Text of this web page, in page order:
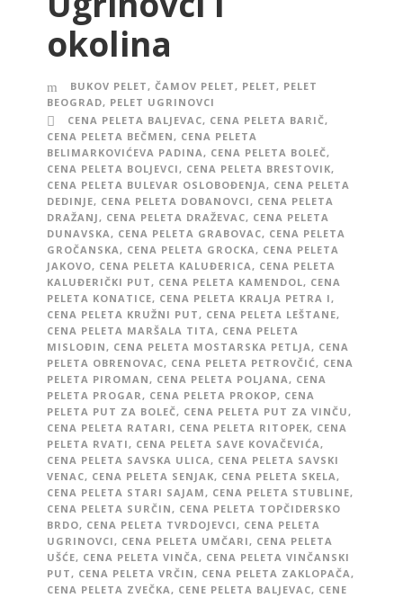
okolina
BUKOV PELET, ČAMOV PELET, PELET, PELET
BEOGRAD, PELET UGRINOVCI
CENA PELETA BALJEVAC, CENA PELETA BARIČ,
CENA PELETA BEČMEN, CENA PELETA
BELIMARKOVIĆEVA PADINA, CENA PELETA BOLEČ,
CENA PELETA BOLJEVCI, CENA PELETA BRESTOVIK,
CENA PELETA BULEVAR OSLOBOĐENJA, CENA PELETA
DEDINJE, CENA PELETA DOBANOVCI, CENA PELETA
DRAŽANJ, CENA PELETA DRAŽEVAC, CENA PELETA
DUNAVSKA, CENA PELETA GRABOVAC, CENA PELETA
GROČANSKA, CENA PELETA GROCKA, CENA PELETA
JAKOVO, CENA PELETA KALUĐERICA, CENA PELETA
KALUĐERIČKI PUT, CENA PELETA KAMENDOL, CENA
PELETA KONATICE, CENA PELETA KRALJA PETRA I,
CENA PELETA KRUŽNI PUT, CENA PELETA LEŠTANE,
CENA PELETA MARŠALA TITA, CENA PELETA
MISLOĐIN, CENA PELETA MOSTARSKA PETLJA, CENA
PELETA OBRENOVAC, CENA PELETA PETROVČIĆ, CENA
PELETA PIROMAN, CENA PELETA POLJANA, CENA
PELETA PROGAR, CENA PELETA PROKOP, CENA
PELETA PUT ZA BOLEČ, CENA PELETA PUT ZA VINČU,
CENA PELETA RATARI, CENA PELETA RITOPEK, CENA
PELETA RVATI, CENA PELETA SAVE KOVAČEVIĆA,
CENA PELETA SAVSKA ULICA, CENA PELETA SAVSKI
VENAC, CENA PELETA SENJAK, CENA PELETA SKELA,
CENA PELETA STARI SAJAM, CENA PELETA STUBLINE,
CENA PELETA SURČIN, CENA PELETA TOPČIDERSKO
BRDO, CENA PELETA TVRDOJEVCI, CENA PELETA
UGRINOVCI, CENA PELETA UMČARI, CENA PELETA
UŠĆE, CENA PELETA VINČA, CENA PELETA VINČANSKI
PUT, CENA PELETA VRČIN, CENA PELETA ZAKLOPAČA,
CENA PELETA ZVEČKA, CENE PELETA BALJEVAC, CENE